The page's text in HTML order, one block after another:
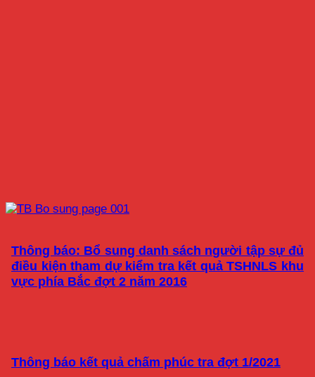
Thông báo: Bổ sung danh sách người tập sự đủ
điều kiện tham dự kiểm tra kết quả TSHNLS khu
vực phía Bắc đợt 2 năm 2016
Thông báo kết quả chấm phúc tra đợt 1/2021